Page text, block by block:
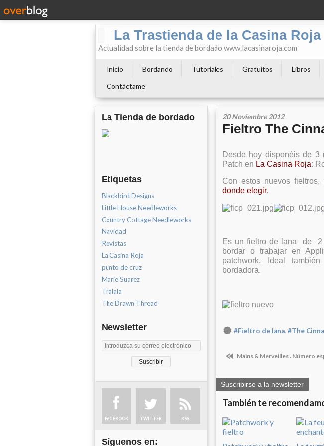
La Trastienda de la Casina Roja
Actualidad sobre la tienda de bordado www.lacasinaroja.com
Inicio Bordando Tutoriales Gratuitos Libros
Contáctame
La Tienda de bordado
Etiquetas
Blackbird Designs
Little House Needleworks
Country Cottage Needleworks
Navidad
Revistas
La Casina Roja
punto de cruz
Marie Suarez
Tralala
The Drawn Thread
Newsletter
FACEBOOK TWITTER RSS
Síguenos en:
20 Noviembre 2012
Fieltro The
Desde hoy disponéis de 3
Patch en La Casina Roja:
Con estos nuevos
donde elegir.
Es un fieltro de lana de 2
bordar o trabajar en
patchwork. Ideal
bordadora.
#Fieltro de lana #The
Mains & Merveilles . Número
Suscribirse a la newsletter
También te